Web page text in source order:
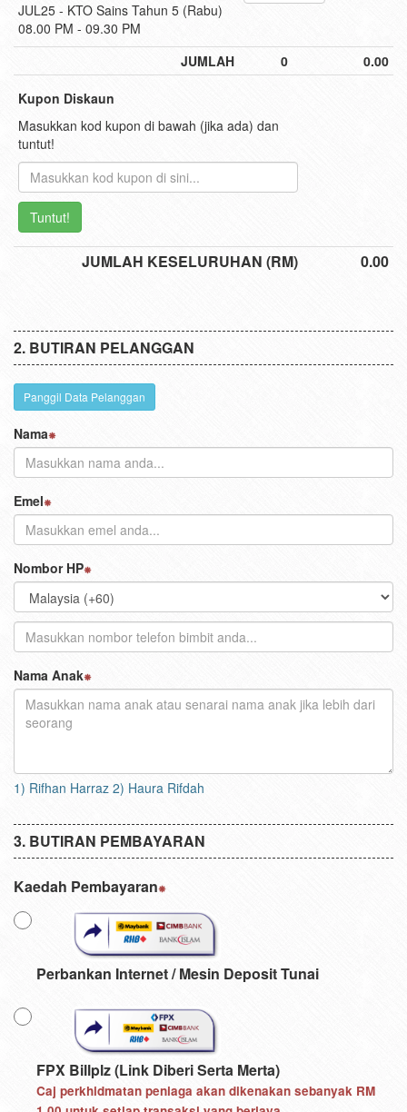
JUL25 - KTO Sains Tahun 5 (Rabu)
08.00 PM - 09.30 PM
JUMLAH 0 0.00
Kupon Diskaun
Masukkan kod kupon di bawah (jika ada) dan
tuntut!
Tuntut!
JUMLAH KESELURUHAN (RM) 0.00
BUTIRAN PELANGGAN
Panggil Data Pelanggan
Nama
Emel
Nombor HP
Nama Anak
1) Rifhan Harraz 2) Haura Rifdah
BUTIRAN PEMBAYARAN
Kaedah Pembayaran
Perbankan Internet / Mesin Deposit Tunai
FPX Billplz (Link Diberi Serta Merta)
Caj perkhidmatan peniaga akan dikenakan sebanyak RM